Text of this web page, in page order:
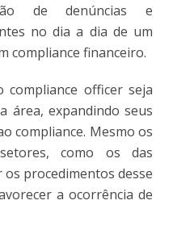
de denúncias e
no dia a dia de um
compliance financeiro.
compliance officer seja
área, expandindo seus
compliance. Mesmo os
como os das
os procedimentos desse
a ocorrência de